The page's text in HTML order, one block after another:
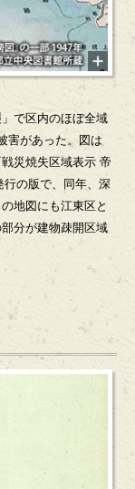
で区内のほぼ全域
害があった。図は
災焼失区域表示 帝
行の版で、同年、深
地図にも江東区と
分が建物疎開区域